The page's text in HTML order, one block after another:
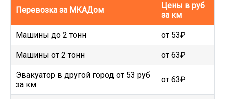
Перевозка за МКАДом
Цены в руб
за км
Машины до 2 тонн от 53₽
Машины от 2 тонн от 63₽
Эвакуатор в другой город от 53 руб
за км
от 63₽